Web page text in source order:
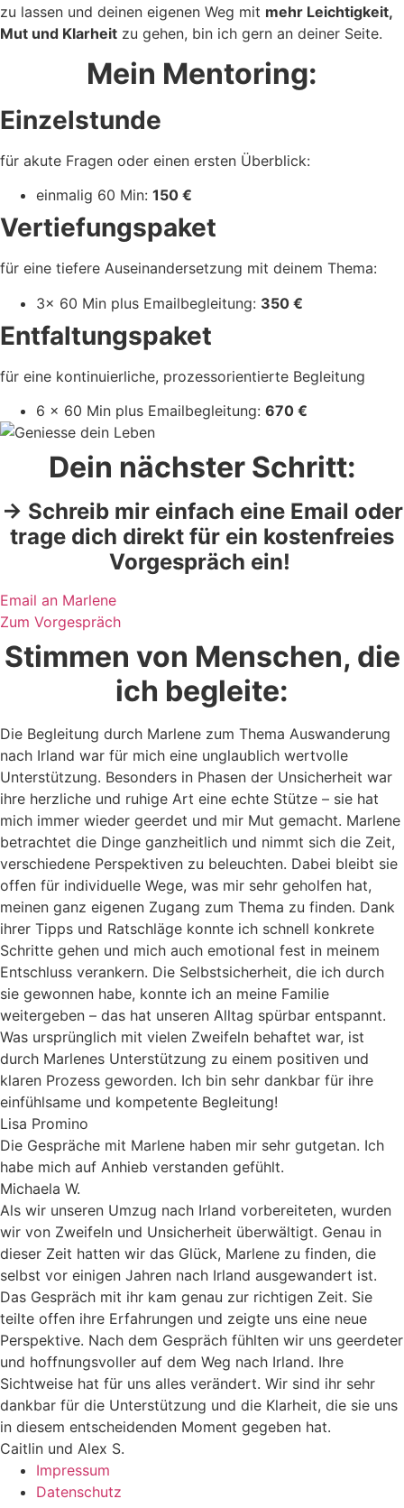
zu lassen und deinen eigenen Weg mit mehr Leichtigkeit,
Mut und Klarheit zu gehen, bin ich gern an deiner Seite.
Mein Mentoring:
Einzelstunde
für akute Fragen oder einen ersten Überblick:
einmalig 60 Min: 150 €
Vertiefungspaket
für eine tiefere Auseinandersetzung mit deinem Thema:
3x 60 Min plus Emailbegleitung: 350 €
Entfaltungspaket
für eine kontinuierliche, prozessorientierte Begleitung
6 x 60 Min plus Emailbegleitung: 670 €
Dein nächster Schritt:
→ Schreib mir einfach eine Email oder
trage dich direkt für ein kostenfreies
Vorgespräch ein!
Email an Marlene
Zum Vorgespräch
Stimmen von Menschen, die
ich begleite:
Die Begleitung durch Marlene zum Thema Auswanderung
nach Irland war für mich eine unglaublich wertvolle
Unterstützung. Besonders in Phasen der Unsicherheit war
ihre herzliche und ruhige Art eine echte Stütze – sie hat
mich immer wieder geerdet und mir Mut gemacht. Marlene
betrachtet die Dinge ganzheitlich und nimmt sich die Zeit,
verschiedene Perspektiven zu beleuchten. Dabei bleibt sie
offen für individuelle Wege, was mir sehr geholfen hat,
meinen ganz eigenen Zugang zum Thema zu finden. Dank
ihrer Tipps und Ratschläge konnte ich schnell konkrete
Schritte gehen und mich auch emotional fest in meinem
Entschluss verankern. Die Selbstsicherheit, die ich durch
sie gewonnen habe, konnte ich an meine Familie
weitergeben – das hat unseren Alltag spürbar entspannt.
Was ursprünglich mit vielen Zweifeln behaftet war, ist
durch Marlenes Unterstützung zu einem positiven und
klaren Prozess geworden. Ich bin sehr dankbar für ihre
einfühlsame und kompetente Begleitung!
Lisa Promino
Die Gespräche mit Marlene haben mir sehr gutgetan. Ich
habe mich auf Anhieb verstanden gefühlt.
Michaela W.
Als wir unseren Umzug nach Irland vorbereiteten, wurden
wir von Zweifeln und Unsicherheit überwältigt. Genau in
dieser Zeit hatten wir das Glück, Marlene zu finden, die
selbst vor einigen Jahren nach Irland ausgewandert ist.
Das Gespräch mit ihr kam genau zur richtigen Zeit. Sie
teilte offen ihre Erfahrungen und zeigte uns eine neue
Perspektive. Nach dem Gespräch fühlten wir uns geerdeter
und hoffnungsvoller auf dem Weg nach Irland. Ihre
Sichtweise hat für uns alles verändert. Wir sind ihr sehr
dankbar für die Unterstützung und die Klarheit, die sie uns
in diesem entscheidenden Moment gegeben hat.
Caitlin und Alex S.
Impressum
Datenschutz